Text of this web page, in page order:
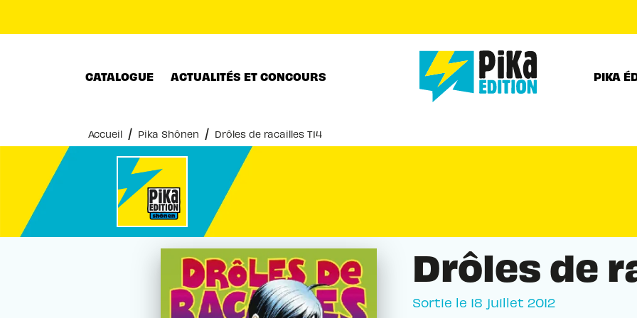
CATALOGUE ACTUALITÉS ET CONCOURS PIKA
Accueil / Pika Shônen / Drôles de racailles T14
Drôles de
Sortie le 18 juillet 2012